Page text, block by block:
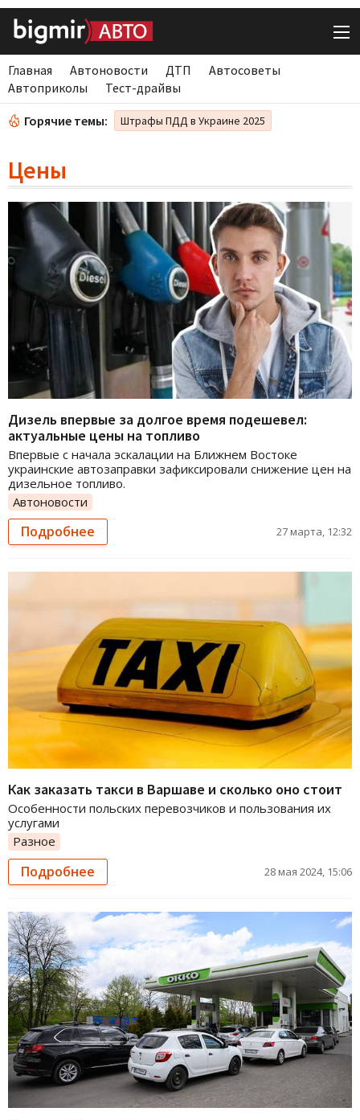
Главная Автоновости ДТП
Автосоветы
Автоприколы
Тест-драйвы
Горячие темы: Штрафы ПДД в Украине 2025
Цены
Дизель впервые за долгое время подешевел:
актуальные цены на топливо
Впервые с начала эскалации на Ближнем Востоке
украинские автозаправки зафиксировали снижение цен на
дизельное топливо.
Автоновости
Подробнее 27 марта, 12:32
Как заказать такси в Варшаве и сколько оно стоит
Особенности польских перевозчиков и пользования их
услугами
Разное
Подробнее 28 мая 2024, 15:06